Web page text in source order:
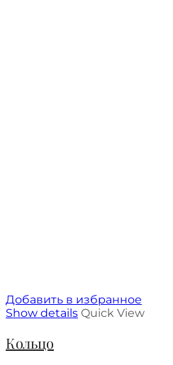
Добавить в избранное
Show details Quick View
Кольцо